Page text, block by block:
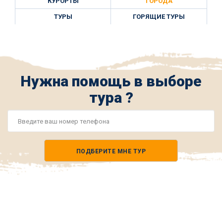
ТУРЫ ГОРЯЩИЕ ТУРЫ
Нужна помощь в выборе
тура ?
ПОДБЕРИТЕ МНЕ ТУР